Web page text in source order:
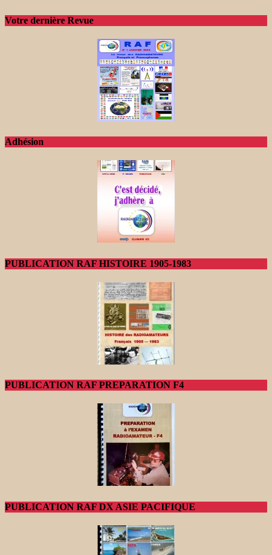
Votre dernière Revue
Adhésion
PUBLICATION RAF HISTOIRE 1905-1983
PUBLICATION RAF PREPARATION F4
PUBLICATION RAF DX ASIE PACIFIQUE